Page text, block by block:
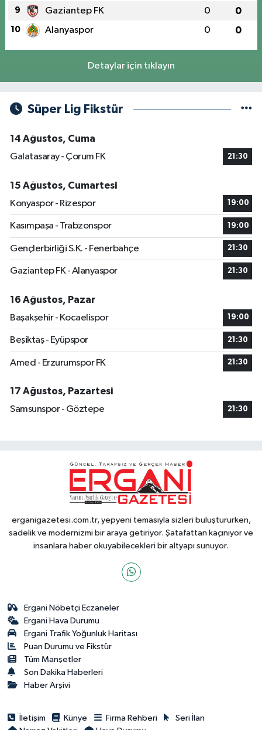
9 Gaziantep FK 0 0
10 Alanyaspor 0 0
Detaylar için tıklayın
Süper Lig Fikstür
14 Ağustos, Cuma
Galatasaray - Çorum FK
21:30
15 Ağustos, Cumartesi
Konyaspor - Rizespor
19:00
Kasımpaşa - Trabzonspor 19:00
Gençlerbirliği S.K. - Fenerbahçe 21:30
Gaziantep FK - Alanyaspor 21:30
16 Ağustos, Pazar
Başakşehir - Kocaelispor
19:00
Beşiktaş - Eyüpspor 21:30
Amed - Erzurumspor FK 21:30
17 Ağustos, Pazartesi
Samsunspor - Göztepe
21:30
erganigazetesi.com.tr, yepyeni temasıyla sizleri buluştururken,
sadelik ve modernizmi bir araya getiriyor. Şatafattan kaçınıyor ve
insanlara haber okuyabilecekleri bir altyapı sunuyor.
Ergani Nöbetçi Eczaneler
Ergani Hava Durumu
Ergani Trafik Yoğunluk Haritası
Puan Durumu ve Fikstür
Tüm Manşetler
Son Dakika Haberleri
Haber Arşivi
İletişim Künye Firma Rehberi
Seri İlan